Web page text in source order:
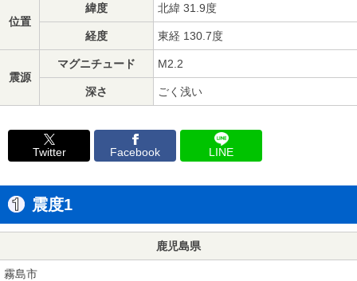
位置
緯度 北緯 31.9度
経度 東経 130.7度
震源
マグニチュード M2.2
深さ ごく浅い
Twitter Facebook LINE
震度1
鹿児島県
霧島市